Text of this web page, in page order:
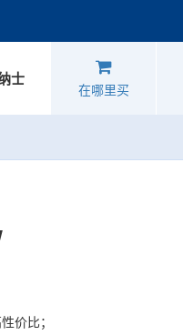
士
在哪里买
价比；